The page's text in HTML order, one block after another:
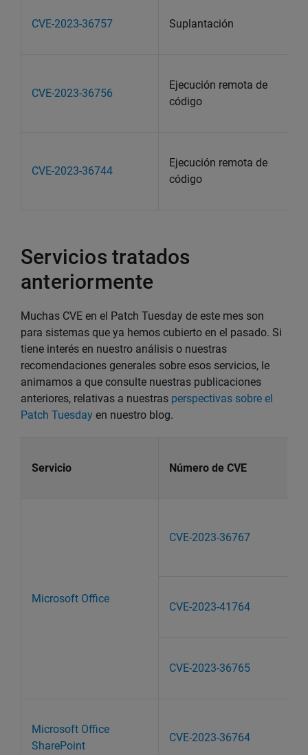
CVE-2023-36757 Suplantación
CVE-2023-36756
Ejecución remota de
código
CVE-2023-36744
Ejecución remota de
código
Servicios tratados
anteriormente
Muchas CVE en el Patch Tuesday de este mes son
para sistemas que ya hemos cubierto en el pasado. Si
tiene interés en nuestro análisis o nuestras
recomendaciones generales sobre esos servicios, le
animamos a que consulte nuestras publicaciones
anteriores, relativas a nuestras perspectivas sobre el
Patch Tuesday en nuestro blog.
Servicio Número de CVE
Microsoft Office
CVE-2023-36767
CVE-2023-41764
CVE-2023-36765
Microsoft Office
SharePoint
CVE-2023-36764